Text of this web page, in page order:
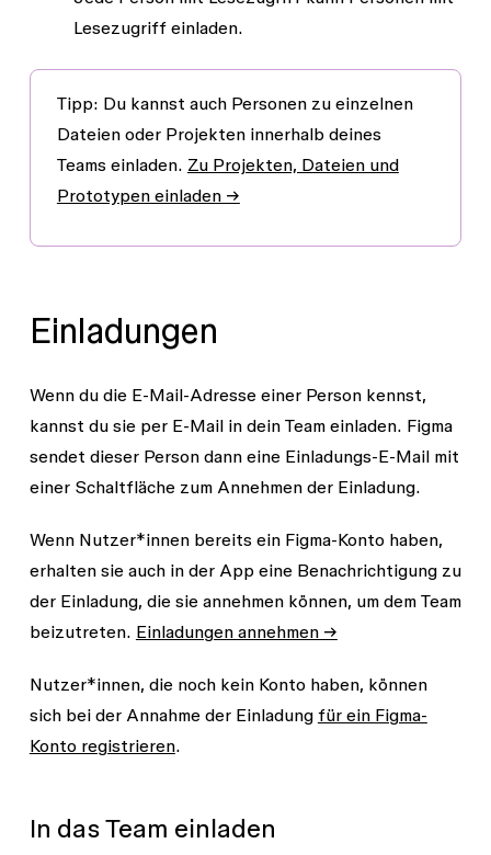
Lesezugriffeinladen.
Tipp: Du kannst auch Personen zu einzelnen
Dateien oder Projekten innerhalb deines
Teams einladen. Zu Projekten, Dateien und
Prototypen einladen →
Einladungen
Wenn du die E-Mail-Adresse einer Person kennst,
kannst du sie per E-Mail in dein Team einladen. Figma
sendet dieser Person dann eine Einladungs-E-Mail mit
einer Schaltfläche zum Annehmen der Einladung.
Wenn Nutzer*innen bereits ein Figma-Konto haben,
erhalten sie auch in der App eine Benachrichtigung zu
der Einladung, die sie annehmen können, um dem Team
beizutreten. Einladungen annehmen →
Nutzer*innen, die noch kein Konto haben, können
sich bei der Annahme der Einladung für ein Figma-
Konto registrieren.
In das Team einladen